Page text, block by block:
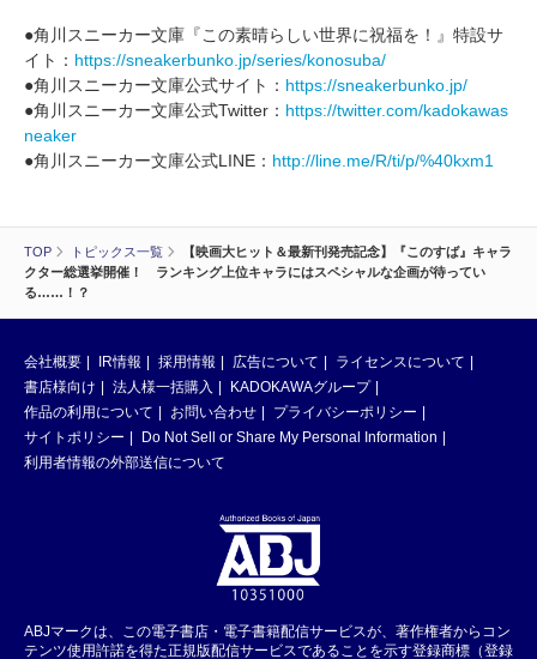
TOP トピックス一覧
【映画大ヒット＆最新刊発売記念】『このすば』キャラ
クター総選挙開催！ ランキング上位キャラにはスペシャルな企画が待ってい
る……！？
●角川スニーカー文庫『この素晴らしい世界に祝福を！』特設サ
イト： https://sneakerbunko.jp/series/konosuba/
●角川スニーカー文庫公式サイト： https://sneakerbunko.jp/
●角川スニーカー文庫公式Twitter： https://twitter.com/kadokawas
neaker
●角川スニーカー文庫公式LINE： http://line.me/R/ti/p/%40kxm1
会社概要 IR情報 採用情報 広告について
ライセンスについて
書店様向け
法人様一括購入
KADOKAWAグループ
作品の利用について
お問い合わせ
プライバシーポリシー
サイトポリシー
Do Not Sell or Share My Personal Information
利用者情報の外部送信について
ABJマークは、この電子書店・電子書籍配信サービスが、著作権者からコン
テンツ使用許諾を得た正規版配信サービスであることを示す登録商標（登録